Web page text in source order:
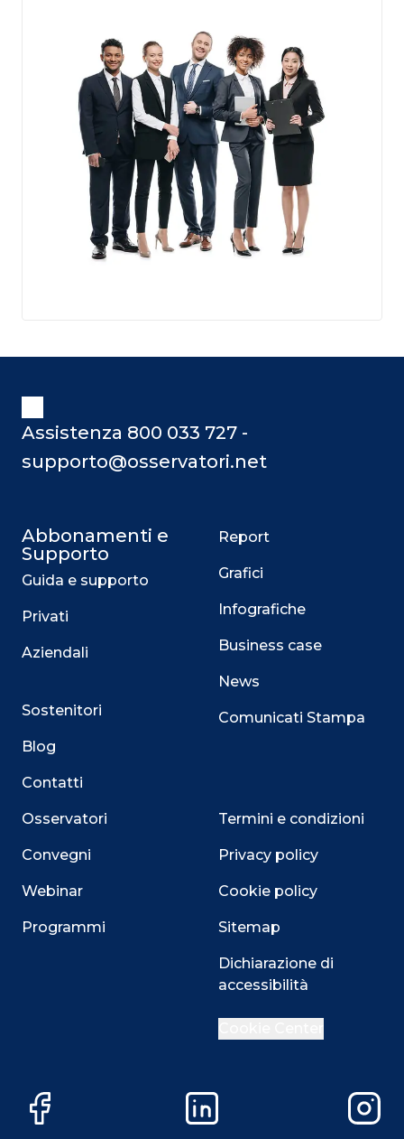
Assistenza 800 033 727 -
supporto@osservatori.net
Abbonamenti e
Supporto
Guida e supporto
Privati
Aziendali
Sostenitori
Blog
Contatti
Osservatori
Convegni
Webinar
Programmi
Report
Grafici
Infografiche
Business case
News
Comunicati Stampa
Termini e condizioni
Privacy policy
Cookie policy
Sitemap
Dichiarazione di
accessibilità
Facebook LinkedIn
Questo sito utilizza i cookie